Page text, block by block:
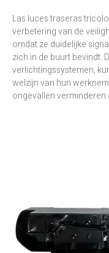
Las luces traseras
verbetering van de
omdat ze duidelijke
zich in de buurt bevindt.
verlichtingssystemen,
welzijn van hun
ongevallen